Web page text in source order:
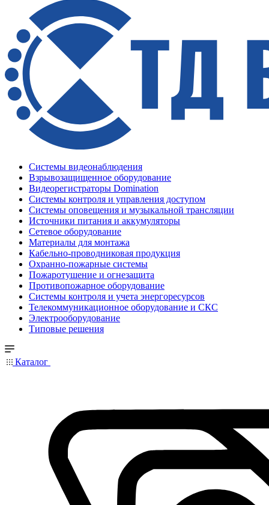
Системы видеонаблюдения
Взрывозащищенное оборудование
Видеорегистраторы Domination
Системы контроля и управления доступом
Системы оповещения и музыкальной трансляции
Источники питания и аккумуляторы
Сетевое оборудование
Материалы для монтажа
Кабельно-проводниковая продукция
Охранно-пожарные системы
Пожаротушение и огнезащита
Противопожарное оборудование
Системы контроля и учета энергоресурсов
Телекоммуникационное оборудование и СКС
Электрооборудование
Типовые решения
Каталог